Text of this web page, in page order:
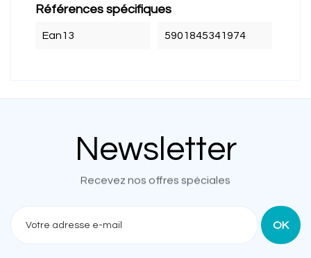
Références spécifiques
Ean13 5901845341974
Newsletter
Recevez nos offres spéciales